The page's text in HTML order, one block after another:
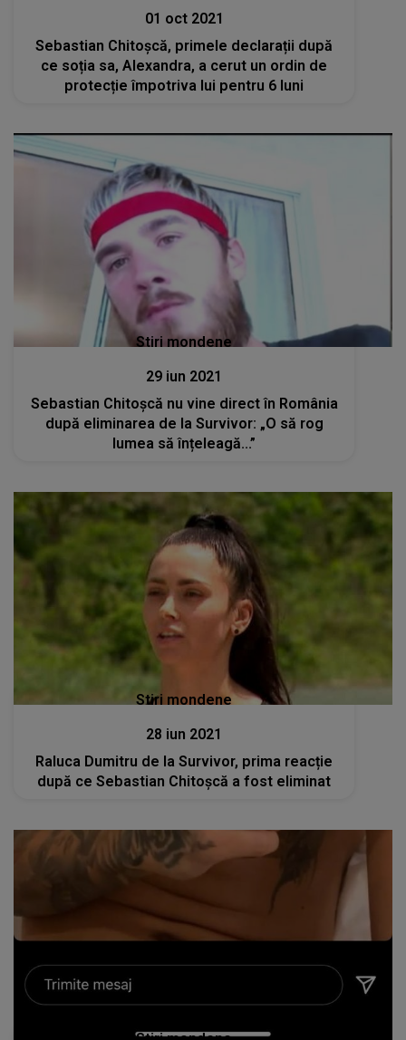
01 oct 2021
Sebastian Chitoșcă, primele declarații după
ce soția sa, Alexandra, a cerut un ordin de
protecție împotriva lui pentru 6 luni
Stiri mondene
29 iun 2021
Sebastian Chitoșcă nu vine direct în România
după eliminarea de la Survivor: „O să rog
lumea să înțeleagă...”
Stiri mondene
28 iun 2021
Raluca Dumitru de la Survivor, prima reacție
după ce Sebastian Chitoșcă a fost eliminat